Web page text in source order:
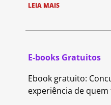
LEIA MAIS
E-books Gratuitos
Ebook gratuito:
experiência de